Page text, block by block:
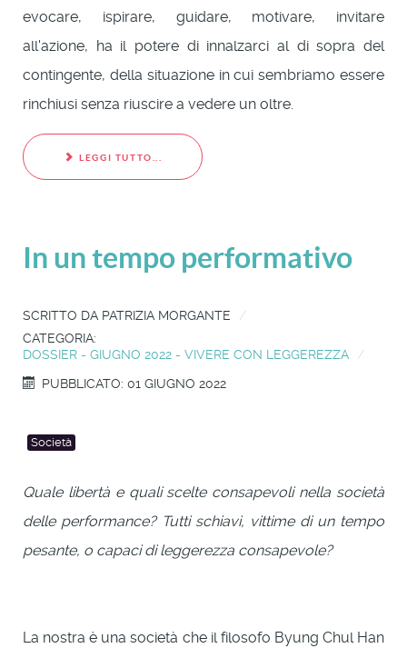
evocare, ispirare, guidare, motivare, invitare
all'azione, ha il potere di innalzarci al di sopra del
contingente, della situazione in cui sembriamo essere
rinchiusi senza riuscire a vedere un oltre.
LEGGI TUTTO...
In un tempo performativo
SCRITTO DA PATRIZIA MORGANTE
CATEGORIA:
DOSSIER - GIUGNO 2022 - VIVERE CON LEGGEREZZA
PUBBLICATO: 01 GIUGNO 2022
Società
Quale libertà e quali scelte consapevoli nella società
delle performance? Tutti schiavi, vittime di un tempo
pesante, o capaci di leggerezza consapevole?
La nostra è una società che il filosofo Byung Chul Han